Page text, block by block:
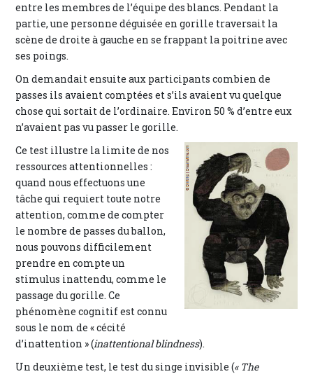
entre les membres de l’équipe des blancs. Pendant la
partie, une personne déguisée en gorille traversait la
scène de droite à gauche en se frappant la poitrine avec
ses poings.
On demandait ensuite aux participants combien de
passes ils avaient comptées et s’ils avaient vu quelque
chose qui sortait de l’ordinaire. Environ 50 % d’entre eux
n’avaient pas vu passer le gorille.
Ce test illustre la limite de nos
ressources attentionnelles :
quand nous effectuons une
tâche qui requiert toute notre
attention, comme de compter
le nombre de passes du ballon,
nous pouvons difficilement
prendre en compte un
stimulus inattendu, comme le
passage du gorille. Ce
phénomène cognitif est connu
sous le nom de « cécité
d’inattention » (inattentional blindness).
Un deuxième test, le test du singe invisible (« The